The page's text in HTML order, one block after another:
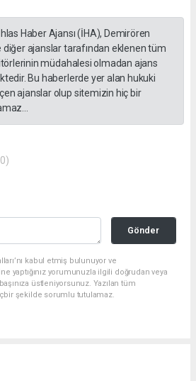
Haber Ajansı (İHA), Demirören
diğer ajanslar tarafından eklenen tüm
müdahalesi olmadan ajans
Bu haberlerde yer alan hukuki
ajanslar olup sitemizin hiç bir
Gönder
kabul etmiş bulunuyor ve
yaptığınız yorumunuzla ilgili doğrudan veya
üstleniyorsunuz. Yazılan tüm
şekilde sorumlu tutulamaz.